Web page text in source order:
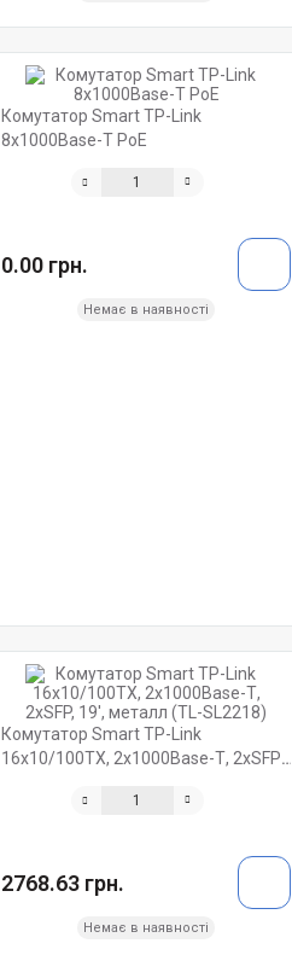
Комутатор Smart TP-Link
8х1000Base-Т PoE
0.00 грн.
Немає в наявності
Комутатор Smart TP-Link
16х10/100ТХ, 2х1000Base-Т, 2хSFP,
2768.63 грн.
Немає в наявності